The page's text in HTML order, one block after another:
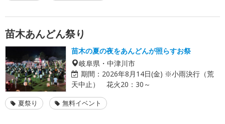
苗木あんどん祭り
苗木の夏の夜をあんどんが照らすお祭
岐阜県・中津川市
期間： 2026年8月14日(金) ※小雨決行（荒
天中止） 花火20：30～
夏祭り 無料イベント